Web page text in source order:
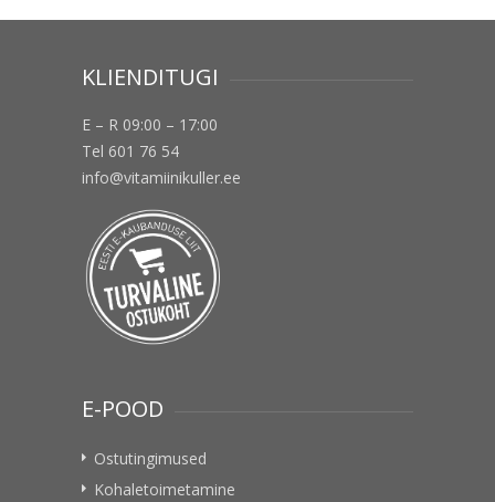
KLIENDITUGI
E – R 09:00 – 17:00
Tel 601 76 54
info@vitamiinikuller.ee
E-POOD
Ostutingimused
Kohaletoimetamine